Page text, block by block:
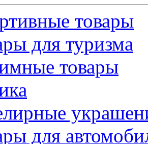
товары
для туризма
товары
для